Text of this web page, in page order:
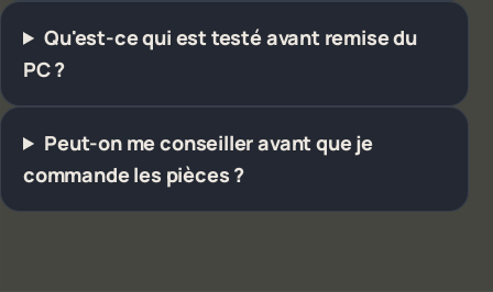
Qu'est-ce qui est testé avant remise du
PC ?
Peut-on me conseiller avant que je
commande les pièces ?